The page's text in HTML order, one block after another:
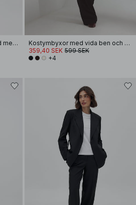
Raka kostymbyxor i twill med mellanhög midja
Kostymbyxor med vida ben och hög midja
359,40 SEK 599 SEK
+4